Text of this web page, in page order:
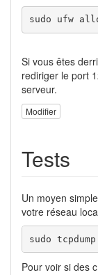
sudo ufw
Si vous êtes
rediriger le port
serveur.
Modifier
Tests
Un moyen
votre réseau
sudo
Pour voir si des